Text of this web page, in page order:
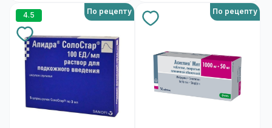
4.5 По рецепту По рецепту